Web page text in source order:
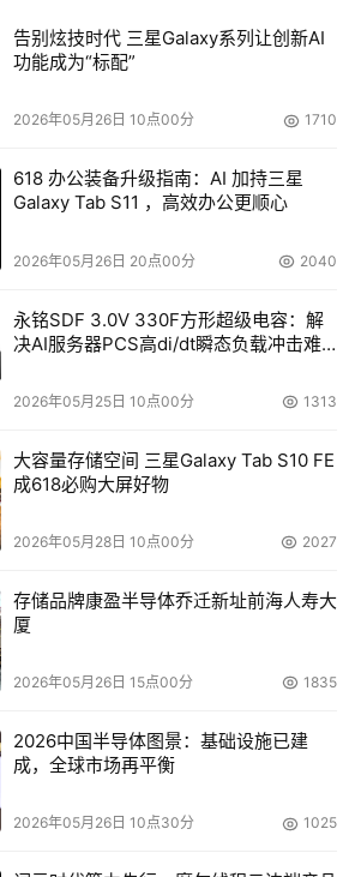
告别炫技时代 三星Galaxy系列让创新AI
功能成为“标配”
2026年05月26日 10点00分 1710
618 办公装备升级指南：AI 加持三星
Galaxy Tab S11 ，高效办公更顺心
2026年05月26日 20点00分 2040
永铭SDF 3.0V 330F方形超级电容：解
决AI服务器PCS高di/dt瞬态负载冲击难
2026年05月25日 10点00分 1313
大容量存储空间 三星Galaxy Tab S10 FE
成618必购大屏好物
2026年05月28日 10点00分 2027
存储品牌康盈半导体乔迁新址前海人寿大
厦
2026年05月26日 15点00分 1835
2026中国半导体图景：基础设施已建
成，全球市场再平衡
2026年05月26日 10点30分 1025